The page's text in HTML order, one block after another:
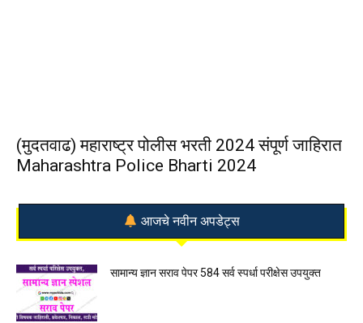
(मुदतवाढ) महाराष्ट्र पोलीस भरती 2024 संपूर्ण जाहिरात
Maharashtra Police Bharti 2024
आजचे नवीन अपडेट्स
सामान्य ज्ञान सराव पेपर 584 सर्व स्पर्धा परीक्षेस उपयुक्त